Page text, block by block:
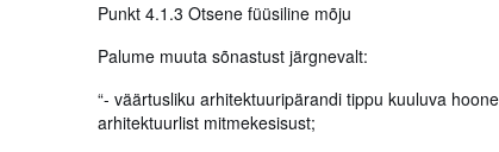
Punkt 4.1.3 Otsene füüsiline mõju
Palume muuta sõnastust järgnevalt:
“- väärtusliku arhitektuuripärandi tippu kuuluva
arhitektuurlist mitmekesisust;